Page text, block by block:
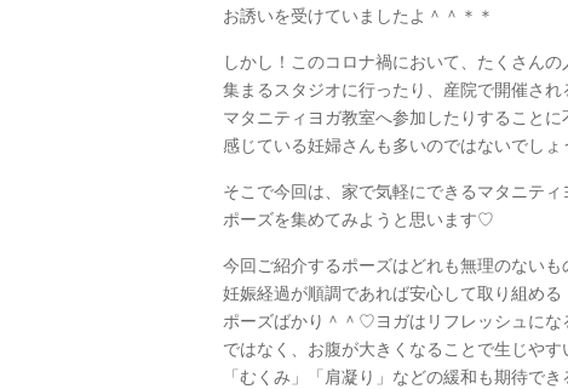
お誘いを受けていましたよ＾＾＊＊
しかし！このコロナ禍において、たくさんの
集まるスタジオに行ったり、産院で開催され
マタニティヨガ教室へ参加したりすることに
感じている妊婦さんも多いのではないでしょ
そこで今回は、家で気軽にできるマタニティ
ポーズを集めてみようと思います♡
今回ご紹介するポーズはどれも無理のないも
妊娠経過が順調であれば安心して取り組める
ポーズばかり＾＾♡ヨガはリフレッシュにな
ではなく、お腹が大きくなることで生じやす
「むくみ」「肩凝り」などの緩和も期待でき